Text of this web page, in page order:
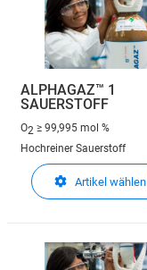
ALPHAGAZ™ 1
SAUERSTOFF
O2 ≥ 99,995 mol %
Hochreiner Sauerstoff
Artikel wählen